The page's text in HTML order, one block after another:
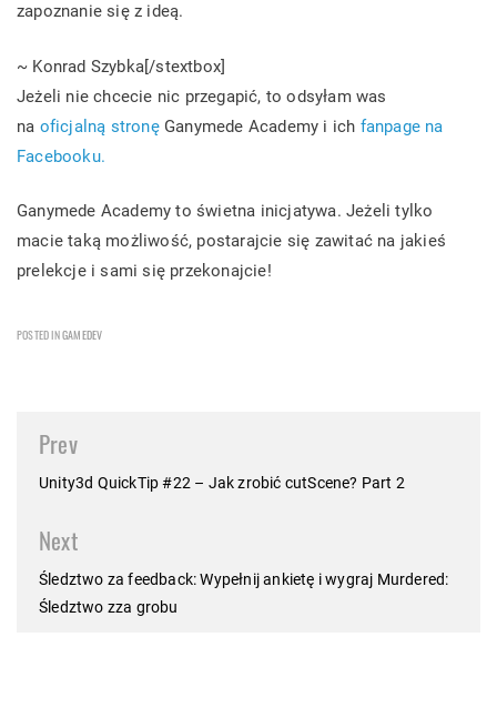
zapoznanie się z ideą.
~ Konrad Szybka[/stextbox]
Jeżeli nie chcecie nic przegapić, to odsyłam was
na oficjalną stronęGanymede Academy i ich fanpage na
Facebooku.
Ganymede Academy to świetna inicjatywa. Jeżeli tylko
macie taką możliwość, postarajcie się zawitać na jakieś
prelekcje i sami się przekonajcie!
POSTED INGAMEDEV
Post
navigation
Prev
Unity3d QuickTip #22 – Jak zrobić cutScene? Part 2
Next
Śledztwo za feedback: Wypełnij ankietę i wygraj Murdered:
Śledztwo zza grobu